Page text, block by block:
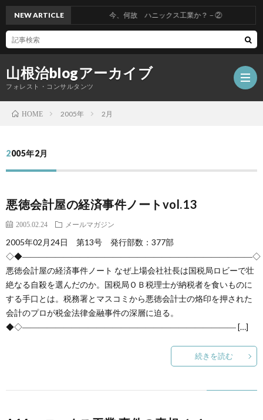
山根治blogアーカイブ
フォレスト・コンサルタンツ
冤
創
る
人々
治
blog
社
案
内
NEW ARTICLE 今、何故 ハニックス工業か？－②
HOME 2005年 2月
2005年2月
悪徳会計屋の経済事件ノートvol.13
2005.02.24 メールマガジン
2005年02月24日 第13号 発行部数：377部
◇◆――――――――――――――――――――――――――――◇
悪徳会計屋の経済事件ノート なぜ上場会社社長は国税局ロビーで壮
絶なる自殺を選んだのか。国税局ＯＢ税理士が納税者を食いものに
する手口とは。税務署とマスコミから悪徳会計士の烙印を押された
会計のプロが税金法律金融事件の深層に迫る。
◆◇―――――――――――――――――――――――――― […]
続きを読む